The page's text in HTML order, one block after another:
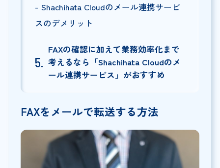
Shachihata Cloudのメール連携サービ
スのデメリット
FAXの確認に加えて業務効率化まで
考えるなら「Shachihata Cloudのメ
ール連携サービス」がおすすめ
FAXをメールで転送する方法